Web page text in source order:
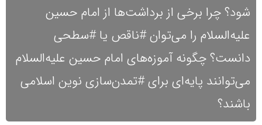
شود؟ چرا برخی از برداشت‌ها از امام حسین
علیه‌السلام را می‌توان #ناقص یا #سطحی
دانست؟ چگونه آموزه‌های امام حسین علیه‌السلام
می‌توانند پایه‌ای برای #تمدن‌سازی نوین اسلامی
باشند؟